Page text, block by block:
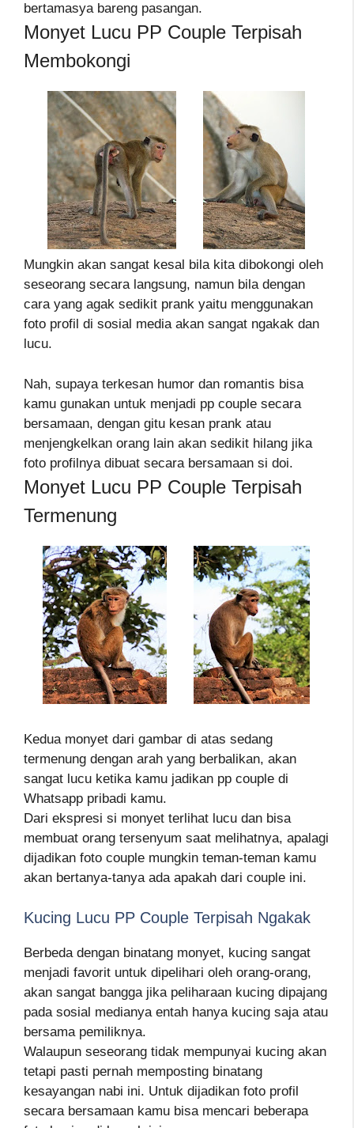
bertamasya bareng pasangan.
Monyet Lucu PP Couple Terpisah
Membokongi
Mungkin akan sangat kesal bila kita dibokongi oleh
seseorang secara langsung, namun bila dengan
cara yang agak sedikit prank yaitu menggunakan
foto profil di sosial media akan sangat ngakak dan
lucu.
Nah, supaya terkesan humor dan romantis bisa
kamu gunakan untuk menjadi pp couple secara
bersamaan, dengan gitu kesan prank atau
menjengkelkan orang lain akan sedikit hilang jika
foto profilnya dibuat secara bersamaan si doi.
Monyet Lucu PP Couple Terpisah
Termenung
Kedua monyet dari gambar di atas sedang
termenung dengan arah yang berbalikan, akan
sangat lucu ketika kamu jadikan pp couple di
Whatsapp pribadi kamu.
Dari ekspresi si monyet terlihat lucu dan bisa
membuat orang tersenyum saat melihatnya, apalagi
dijadikan foto couple mungkin teman-teman kamu
akan bertanya-tanya ada apakah dari couple ini.
Kucing Lucu PP Couple Terpisah Ngakak
Berbeda dengan binatang monyet, kucing sangat
menjadi favorit untuk dipelihari oleh orang-orang,
akan sangat bangga jika peliharaan kucing dipajang
pada sosial medianya entah hanya kucing saja atau
bersama pemiliknya.
Walaupun seseorang tidak mempunyai kucing akan
tetapi pasti pernah memposting binatang
kesayangan nabi ini. Untuk dijadikan foto profil
secara bersamaan kamu bisa mencari beberapa